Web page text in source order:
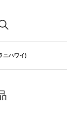
ニハワイ)